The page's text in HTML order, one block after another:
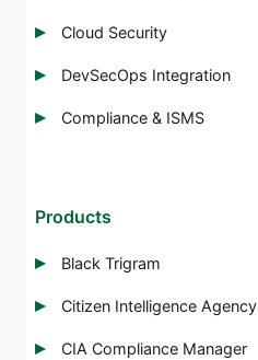
Cloud Security
DevSecOps Integration
Compliance & ISMS
Products
Black Trigram
Citizen Intelligence Agency
CIA Compliance Manager